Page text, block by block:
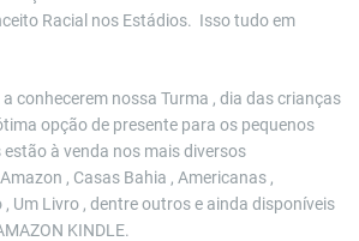
Racial nos Estádios. Isso tudo em
conhecerem nossa Turma , dia das crianças
opção de presente para os pequenos
à venda nos mais diversos
, Casas Bahia , Americanas ,
Um Livro , dentre outros e ainda disponíveis
KINDLE.